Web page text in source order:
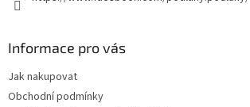
Informace pro vás
Jak nakupovat
Obchodní podmínky